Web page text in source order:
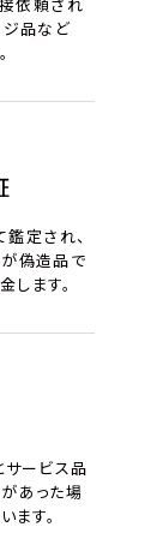
ジ品など
定され、
偽造品で
ます。
ービス品
あった場
ます。